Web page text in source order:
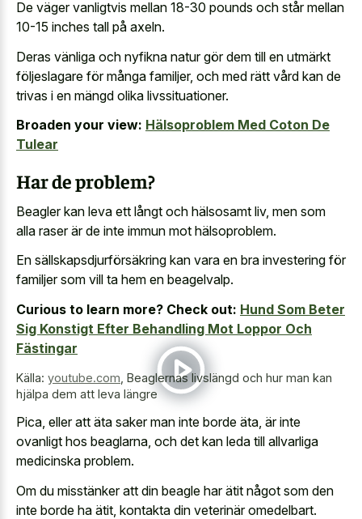
De väger vanligtvis mellan 18-30 pounds och står mellan
10-15 inches tall på axeln.
Deras vänliga och nyfikna natur gör dem till en utmärkt
följeslagare för många familjer, och med rätt vård kan de
trivas i en mängd olika livssituationer.
Broaden your view: Hälsoproblem Med Coton De
Tulear
Har de problem?
Beagler kan leva ett långt och hälsosamt liv, men som
alla raser är de inte immun mot hälsoproblem.
En sällskapsdjurförsäkring kan vara en bra investering för
familjer som vill ta hem en beagelvalp.
Curious to learn more? Check out: Hund Som Beter
Sig Konstigt Efter Behandling Mot Loppor Och
Fästingar
Källa: youtube.com Beaglernas livslängd och hur man kan
hjälpa dem att leva längre
Pica, eller att äta saker man inte borde äta, är inte
ovanligt hos beaglarna, och det kan leda till allvarliga
medicinska problem.
Om du misstänker att din beagle har ätit något som den
inte borde ha ätit, kontakta din veterinär omedelbart.